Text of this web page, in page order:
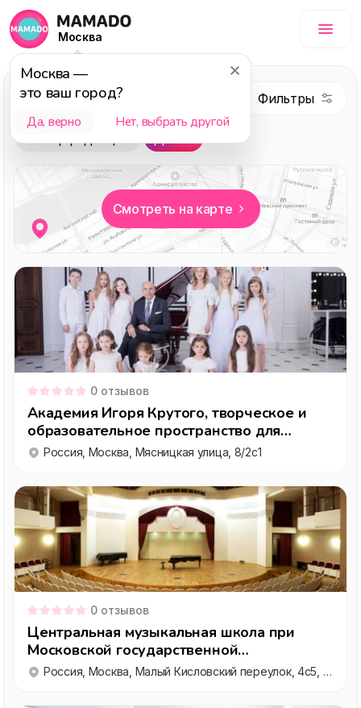
Москва
Москва —
это ваш город?
Да, верно Нет, выбрать другой
Обучение, темы:
Смотреть на карте
0 отзывов
Академия Игоря Крутого, творческое и
образовательное пространство для
обучения детей и взрослых
Россия, Москва, Мясницкая улица, 8/2с1
0 отзывов
Центральная музыкальная школа при
Московской государственной
консерватории им. П. И. Чайковского
Россия, Москва, Малый Кисловский переулок, 4с5, эт. 1-2